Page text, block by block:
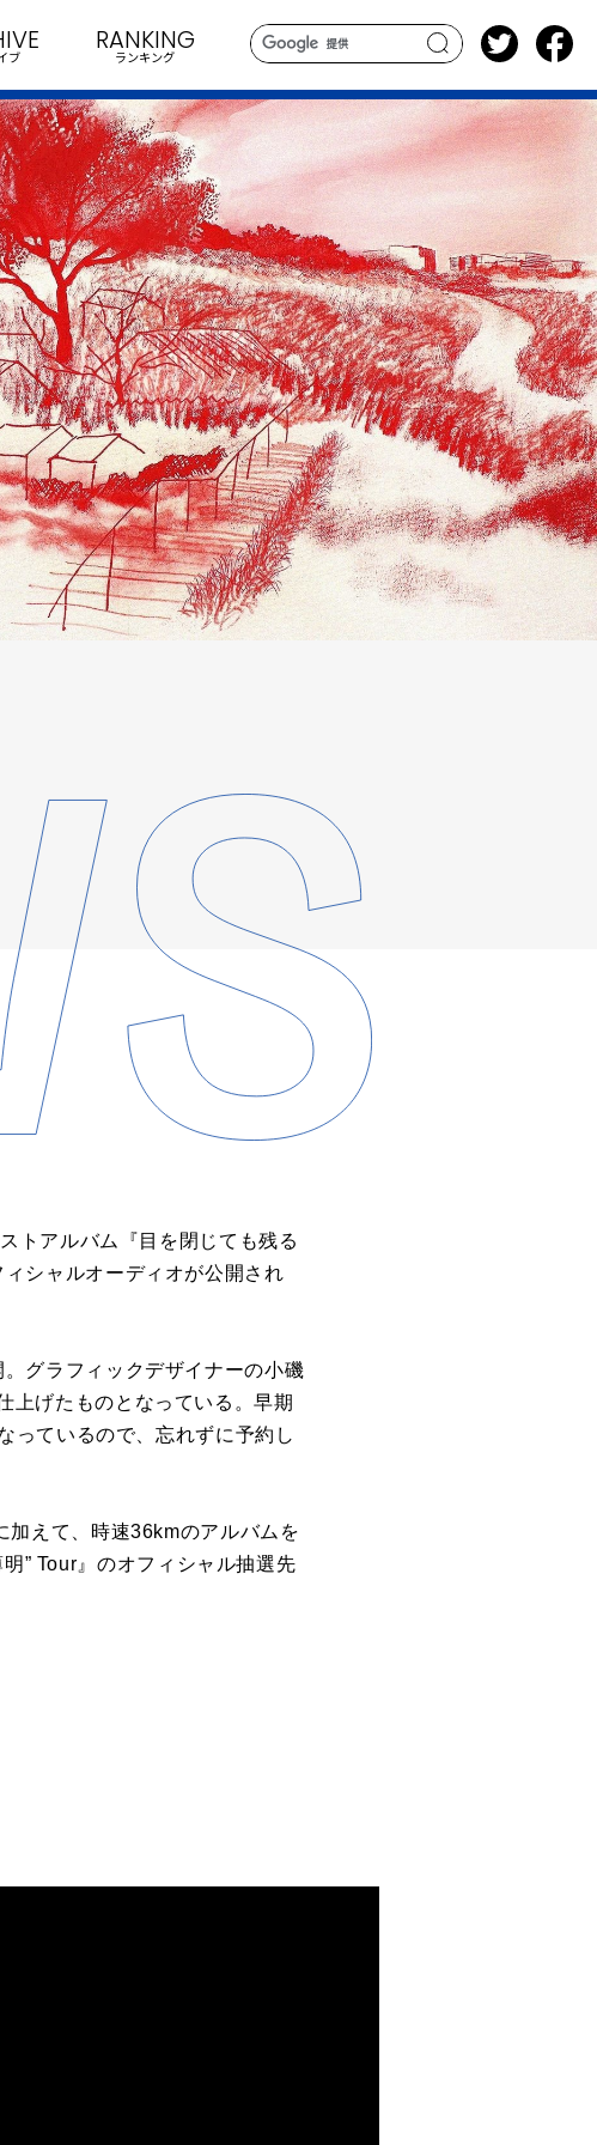
search
ブ
RANKING
ランキング
トアルバム『目を閉じても残る
シャルオーディオが公開され
グラフィックデザイナーの小磯
上げたものとなっている。早期
っているので、忘れずに予約し
加えて、時速36kmのアルバムを
” Tour』のオフィシャル抽選先